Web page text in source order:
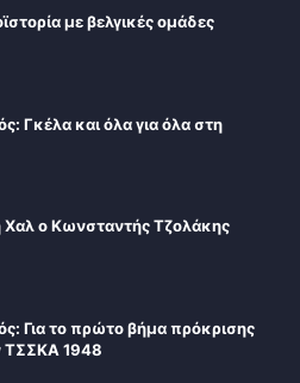
με βελγικές ομάδες
Γκέλα και όλα για όλα στη
Χαλ ο Κωνσταντής Τζολάκης
Για το πρώτο βήμα πρόκρισης
ΤΣΣΚΑ 1948